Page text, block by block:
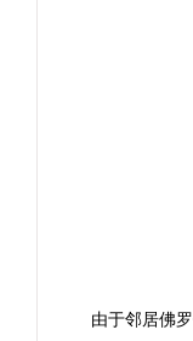
由于邻居佛罗